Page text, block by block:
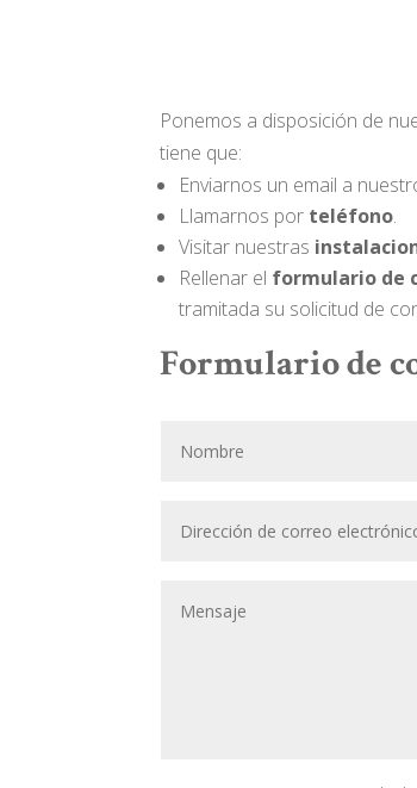
Ponemos a disposición de
tiene que:
Enviarnos un email a
Llamarnos por teléfono.
Visitar nuestras
Rellenar el formulario de
tramitada su solicitud de
Formulario de